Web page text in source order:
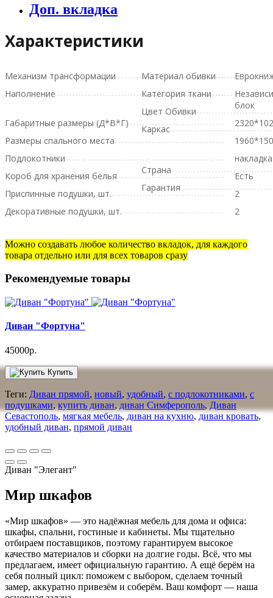
Доп. вкладка
Характеристики
Механизм трансформации
Наполнение
блок
Габаритные размеры (Д*В*Г)
Размеры спального места
Подлокотники
Короб для хранения белья
Есть
Приспинные подушки, шт.
2
Декоративные подушки, шт.
2
Материал обивки
Категория ткани
Цвет Обивки
Каркас
Страна
Гарантия
Можно создавать любое количество вкладок, для каждого
товара отдельно или для всех товаров сразу
Рекомендуемые товары
Диван "Фортуна"
45000р.
Купить
Теги: Диван прямой, новый, удобный, с подлокотниками, с
подушками, купить диван, диван Симферополь, Диван
Севастополь, мягкая мебель, диван на кухню, диван кровать,
удобный диван, прямой диван
Диван "Элегант"
Мир шкафов
«Мир шкафов» — это надёжная мебель для дома и офиса:
шкафы, спальни, гостиные и кабинеты. Мы тщательно
отбираем поставщиков, поэтому гарантируем высокое
качество материалов и сборки на долгие годы. Всё, что мы
предлагаем, имеет официальную гарантию. А ещё берём на
себя полный цикл: поможем с выбором, сделаем точный
замер, аккуратно привезём и соберём. Ваш комфорт — наша